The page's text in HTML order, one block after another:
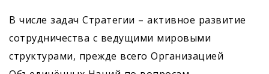
В числе задач Стратегии – активное развитие
сотрудничества с ведущими мировыми
структурами, прежде всего Организацией